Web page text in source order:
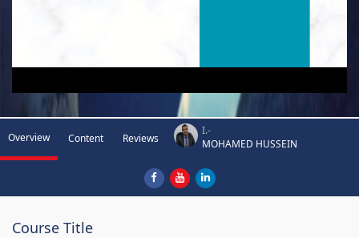
Overview Content Reviews
I.-
MOHAMED HUSSEIN
Course Title